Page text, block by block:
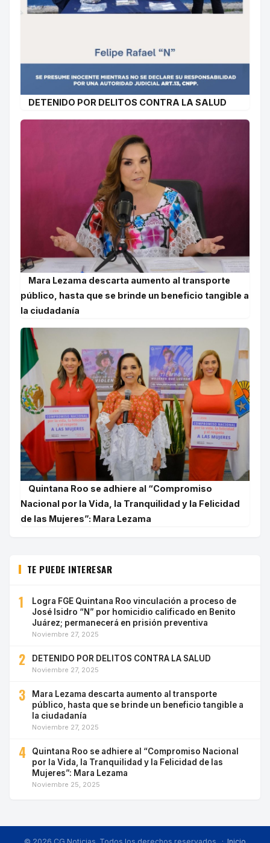
DETENIDO POR DELITOS CONTRA LA SALUD
Mara Lezama descarta aumento al transporte
público, hasta que se brinde un beneficio tangible a
la ciudadanía
Quintana Roo se adhiere al “Compromiso
Nacional por la Vida, la Tranquilidad y la Felicidad
de las Mujeres”: Mara Lezama
TE PUEDE INTERESAR
1
Logra FGE Quintana Roo vinculación a proceso de
José Isidro “N” por homicidio calificado en Benito
Juárez; permanecerá en prisión preventiva
Noviembre 27, 2025
2 DETENIDO POR DELITOS CONTRA LA SALUD
Noviembre 27, 2025
3
Mara Lezama descarta aumento al transporte
público, hasta que se brinde un beneficio tangible a
la ciudadanía
Noviembre 27, 2025
4
Quintana Roo se adhiere al “Compromiso Nacional
por la Vida, la Tranquilidad y la Felicidad de las
Mujeres”: Mara Lezama
Noviembre 25, 2025